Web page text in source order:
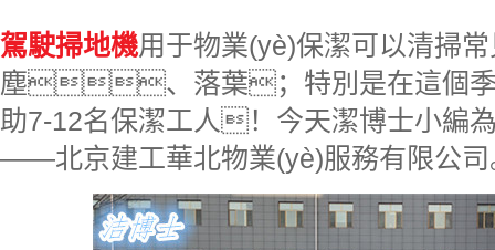
駕駛掃地機用于物業(yè)保潔可以清掃
塵、落葉；特別是在這個季
助7-12名保潔工人！今天潔博士小編
——北京建工華北物業(yè)服務有限公司